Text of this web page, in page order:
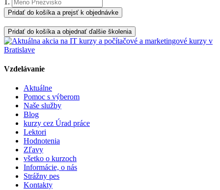
Pridať do košíka a prejsť k objednávke
Pridať do košíka a objednať ďalšie školenia
Vzdelávanie
Aktuálne
Pomoc s výberom
Naše služby
Blog
kurzy cez Úrad práce
Lektori
Hodnotenia
Zľavy
všetko o kurzoch
Informácie, o nás
Strážny pes
Kontakty